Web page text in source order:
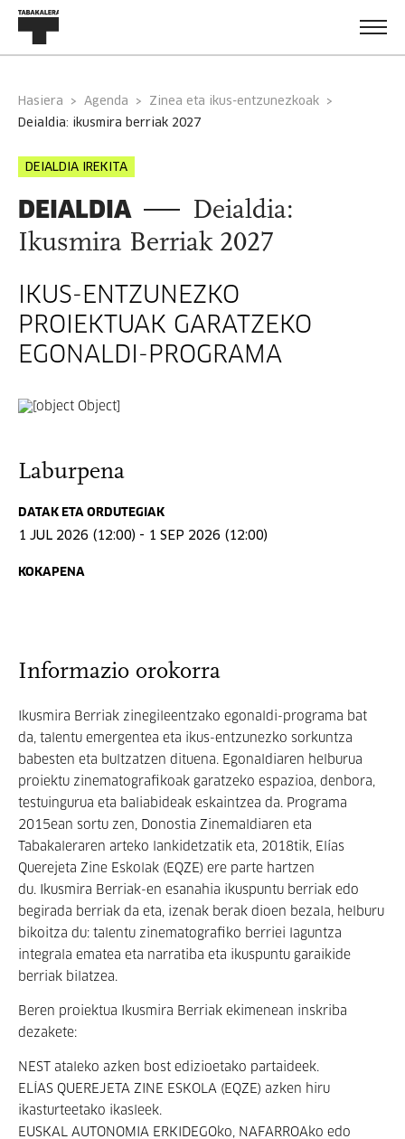
Hasiera Agenda
Zinea eta ikus-entzunezkoak
deialdia: ikusmira berriak 2027
DEIALDIA IREKITA
DEIALDIA
Deialdia:
Ikusmira Berriak 2027
IKUS-ENTZUNEZKO
PROIEKTUAK GARATZEKO
EGONALDI-PROGRAMA
Laburpena
DATAK ETA ORDUTEGIAK
1 JUL 2026 (12:00) - 1 SEP 2026 (12:00)
KOKAPENA
Informazio orokorra
Ikusmira Berriak zinegileentzako egonaldi-programa bat
da, talentu emergentea eta ikus-entzunezko sorkuntza
babesten eta bultzatzen dituena. Egonaldiaren helburua
proiektu zinematografikoak garatzeko espazioa, denbora,
testuingurua eta baliabideak eskaintzea da. Programa
2015ean sortu zen, Donostia Zinemaldiaren eta
Tabakaleraren arteko lankidetzatik eta, 2018tik, Elías
Querejeta Zine Eskolak (EQZE) ere parte hartzen
du. Ikusmira Berriak-en esanahia ikuspuntu berriak edo
begirada berriak da eta, izenak berak dioen bezala, helburu
bikoitza du: talentu zinematografiko berriei laguntza
integrala ematea eta narratiba eta ikuspuntu garaikide
berriak bilatzea.
Beren proiektua Ikusmira Berriak ekimenean inskriba
dezakete:
NEST ataleko azken bost edizioetako partaideek.
ELÍAS QUEREJETA ZINE ESKOLA (EQZE) azken hiru
ikasturteetako ikasleek.
EUSKAL AUTONOMIA ERKIDEGOko, NAFARROAko edo